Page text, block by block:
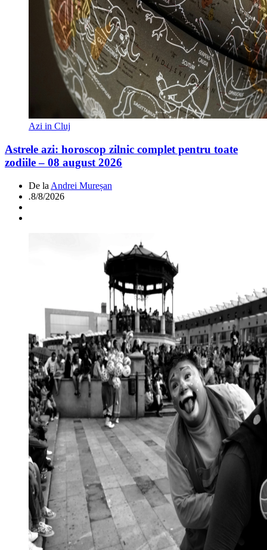
Azi in Cluj
Astrele azi: horoscop zilnic complet pentru toate
zodiile – 08 august 2026
De la Andrei Mureșan
.8/8/2026